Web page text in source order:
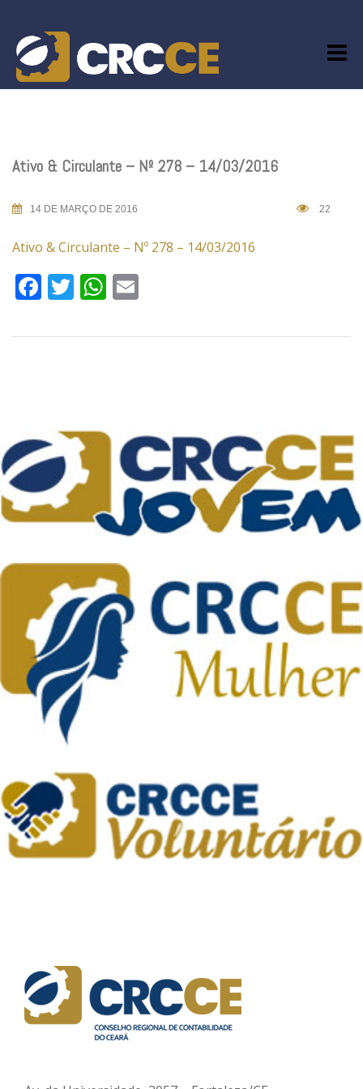
content
Ativo & Circulante – Nº 278 – 14/03/2016
14 DE MARÇO DE 2016 22
Ativo & Circulante – Nº 278 – 14/03/2016
Facebook
TwitterWhatsApp